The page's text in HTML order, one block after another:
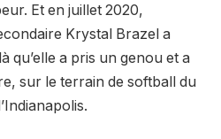
Et en juillet 2020,
Krystal Brazel a
qu’elle a pris un genou et a
sur le terrain de softball du